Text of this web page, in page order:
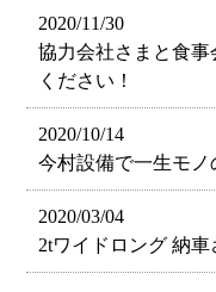
2020/11/30
協力会社さまと食
ください！
2020/10/14
今村設備で一生モノ
2020/03/04
2tワイドロング 納車